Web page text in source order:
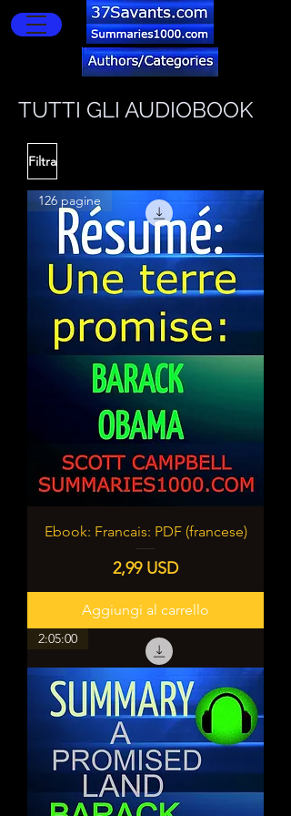
TUTTI GLI AUDIOBOOK
Filtra
126 pagine
Ebook: Francais: PDF (francese)
Prezzo
2,99 USD
Aggiungi al carrello
2:05:00